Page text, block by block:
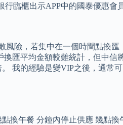
臨櫃出示APP中的國泰優惠會
險，若集中在一個時間點換
匯平均金額較難統計，但中
我的經驗是變VIP之後，通
換午餐 分鐘內停止供應 幾點